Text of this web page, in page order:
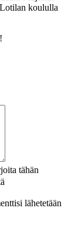
koululla
!
tähän
lähetetään